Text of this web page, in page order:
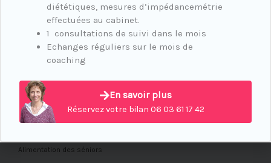
Minceur & Bien-être
Minceur & Bien-être
Equilibre alimentaire
Grossesse et allaitement
Alimentation du nourrisson et de l’enfant
Alimentation des séniors
diététiques, mesures d’impédancemétrie
effectuées au cabinet.
1 consultations de suivi dans le mois
Echanges réguliers sur le mois de
coaching
En savoir plus
Réservez votre bilan 06 03 61 17 42